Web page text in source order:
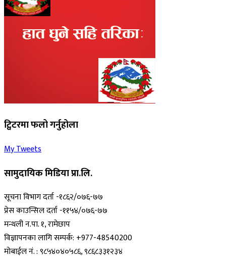
ट्विटरमा फलो गर्नुहोला
My Tweets
सामुदायिक मिडिया प्रा.लि.
सूचना विभाग दर्ता -१८६२/०७६-७७
प्रेस काउन्सिल दर्ता -११५४/०७६-७७
मन्थली न.पा. १, रामेछाप
विज्ञापनका लागि सम्पर्क: +977-48540200
मोबाईल नं. : ९८५४०४०५८६, ९८६८३३१२३४